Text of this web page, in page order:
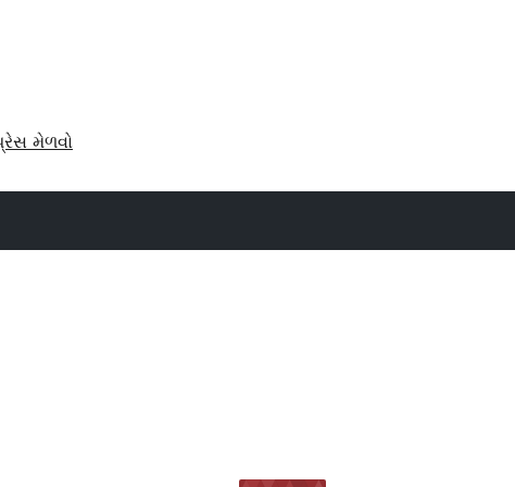
મેળવો